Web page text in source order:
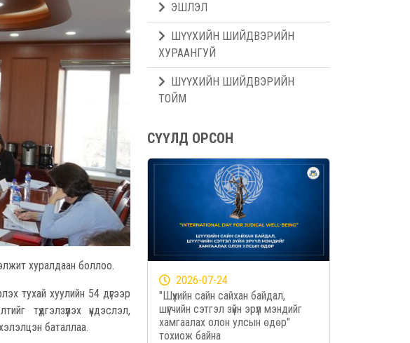
хуралдаан боллоо.
тухай хуулийн 54 дүгээр
түдгэлзүүлэх үндэслэл,
баталлаа.
ЭШЛЭЛ
ШҮҮХИЙН ШИЙДВЭРИЙН
ХУРААНГУЙ
ШҮҮХИЙН ШИЙДВЭРИЙН
ТОЙМ
СҮҮЛД ОРСОН
2026-07-24
"Шүүхийн сайн сайхан байдал,
шүүгчийн сэтгэл зүйн эрүүл мэндийг
хамгаалах олон улсын өдөр"
тохиож байна